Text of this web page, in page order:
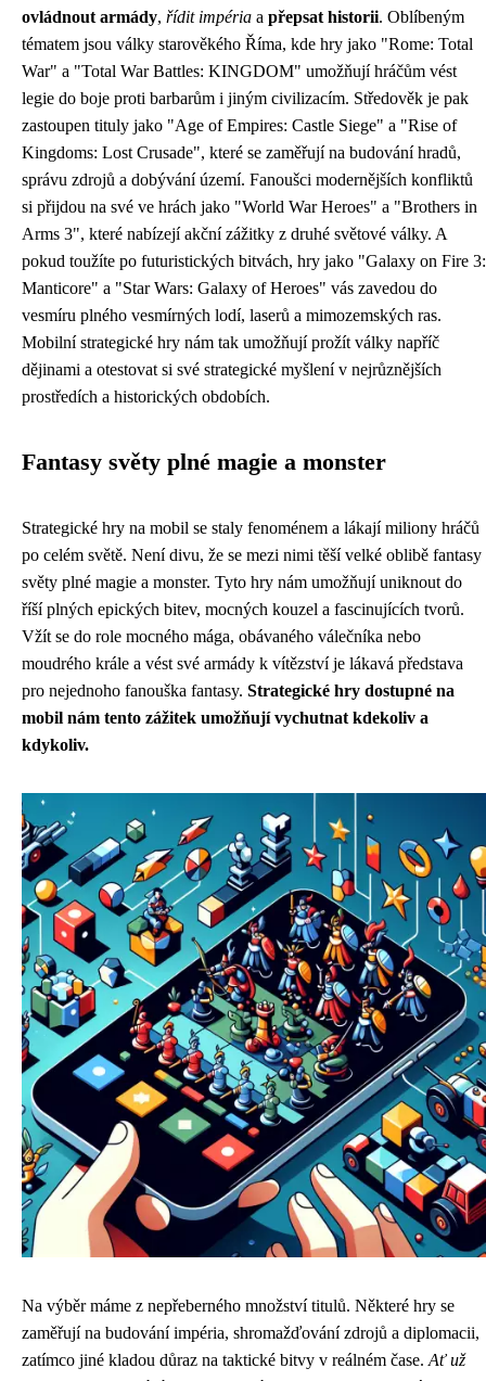
ovládnout armády, řídit impéria a přepsat historii. Oblíbeným
tématem jsou války starověkého Říma, kde hry jako "Rome: Total
War" a "Total War Battles: KINGDOM" umožňují hráčům vést
legie do boje proti barbarům i jiným civilizacím. Středověk je pak
zastoupen tituly jako "Age of Empires: Castle Siege" a "Rise of
Kingdoms: Lost Crusade", které se zaměřují na budování hradů,
správu zdrojů a dobývání území. Fanoušci modernějších konfliktů
si přijdou na své ve hrách jako "World War Heroes" a "Brothers in
Arms 3", které nabízejí akční zážitky z druhé světové války. A
pokud toužíte po futuristických bitvách, hry jako "Galaxy on Fire 3:
Manticore" a "Star Wars: Galaxy of Heroes" vás zavedou do
vesmíru plného vesmírných lodí, laserů a mimozemských ras.
Mobilní strategické hry nám tak umožňují prožít války napříč
dějinami a otestovat si své strategické myšlení v nejrůznějších
prostředích a historických obdobích.
Fantasy světy plné magie a monster
Strategické hry na mobil se staly fenoménem a lákají miliony hráčů
po celém světě. Není divu, že se mezi nimi těší velké oblibě fantasy
světy plné magie a monster. Tyto hry nám umožňují uniknout do
říší plných epických bitev, mocných kouzel a fascinujících tvorů.
Vžít se do role mocného mága, obávaného válečníka nebo
moudrého krále a vést své armády k vítězství je lákavá představa
pro nejednoho fanouška fantasy. Strategické hry dostupné na
mobil nám tento zážitek umožňují vychutnat kdekoliv a
kdykoliv.
Na výběr máme z nepřeberného množství titulů. Některé hry se
zaměřují na budování impéria, shromažďování zdrojů a diplomacii,
zatímco jiné kladou důraz na taktické bitvy v reálném čase. Ať už